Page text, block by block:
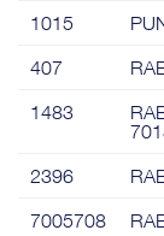
1015
407
1483
2396
7005708